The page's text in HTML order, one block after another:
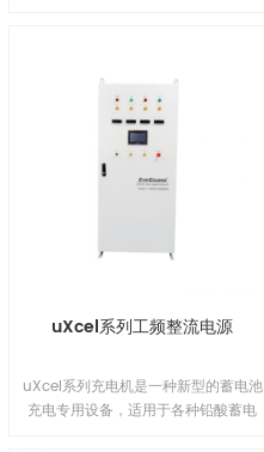
AGM吸收电解液技术结合厚正极板和
焊接/环氧双端子密封确保可靠性能、
安全性、卓越的电池寿命和价值。1
uXcel系列工频整流电源
uXcel系列充电机是一种新型的蓄电池
充电专用设备，适用于各种铅酸蓄电